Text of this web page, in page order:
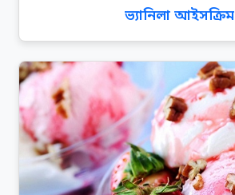
ভ্যানিলা আইসক্রিম